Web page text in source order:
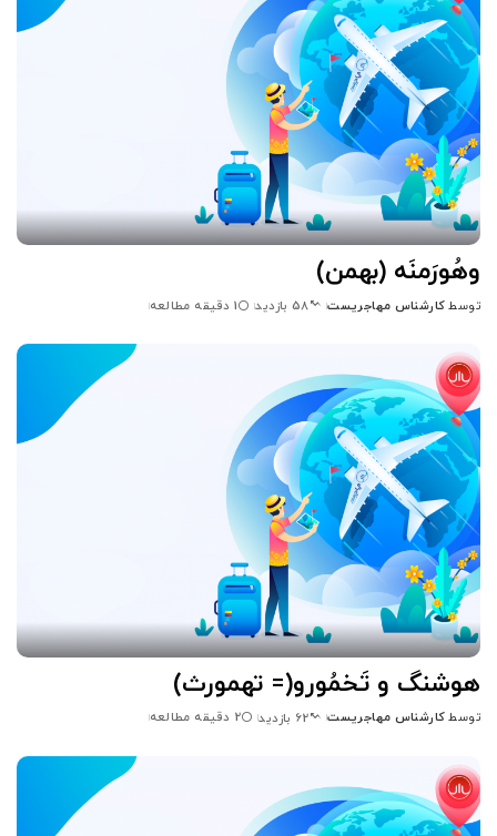
وهُورَمنَه (بهمن)
ارسال
توسط
توسط کارشناس مهاجریست 58 بازدید 1 دقیقه مطالعه
هوشنگ و تَخمُورو(= تهمورث)
ارسال
توسط
توسط کارشناس مهاجریست 62 بازدید 2 دقیقه مطالعه